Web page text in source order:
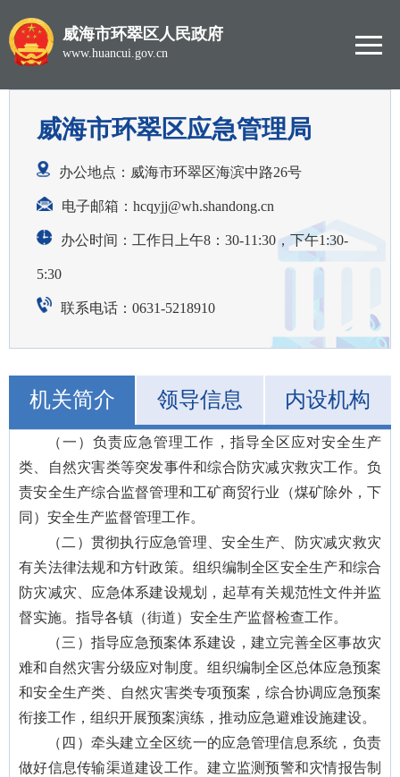
威海市环翠区人民政府
www.huancui.gov.cn
威海市环翠区应急管理局
办公地点：威海市环翠区海滨中路26号
电子邮箱： hcqyjj@wh.shandong.cn
办公时间：工作日上午8：30-11:30，下午1:30-
5:30
联系电话：0631-5218910
机关简介 领导信息 内设机构
（一）负责应急管理工作，指导全区应对安全生产
类、自然灾害类等突发事件和综合防灾减灾救灾工作。负
责安全生产综合监督管理和工矿商贸行业（煤矿除外，下
同）安全生产监督管理工作。
（二）贯彻执行应急管理、安全生产、防灾减灾救灾
有关法律法规和方针政策。组织编制全区安全生产和综合
防灾减灾、应急体系建设规划，起草有关规范性文件并监
督实施。指导各镇（街道）安全生产监督检查工作。
（三）指导应急预案体系建设，建立完善全区事故灾
难和自然灾害分级应对制度。组织编制全区总体应急预案
和安全生产类、自然灾害类专项预案，综合协调应急预案
衔接工作，组织开展预案演练，推动应急避难设施建设。
（四）牵头建立全区统一的应急管理信息系统，负责
做好信息传输渠道建设工作。建立监测预警和灾情报告制